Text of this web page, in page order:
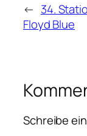
← 34.
Floyd Blue
Schreibe